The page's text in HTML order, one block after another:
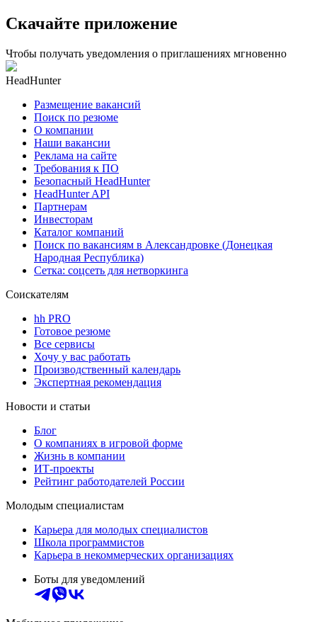
Скачайте приложение
Чтобы получать уведомления о приглашениях мгновенно
HeadHunter
Размещение вакансий
Поиск по резюме
О компании
Наши вакансии
Реклама на сайте
Требования к ПО
Безопасный HeadHunter
HeadHunter API
Партнерам
Инвесторам
Каталог компаний
Поиск по вакансиям в Александровке (Донецкая
Народная Республика)
Сетка: соцсеть для нетворкинга
Соискателям
hh PRO
Готовое резюме
Все сервисы
Хочу у вас работать
Производственный календарь
Экспертная рекомендация
Новости и статьи
Блог
О компаниях в игровой форме
Жизнь в компании
ИТ-проекты
Рейтинг работодателей России
Молодым специалистам
Карьера для молодых специалистов
Школа программистов
Карьера в некоммерческих организациях
Боты для уведомлений